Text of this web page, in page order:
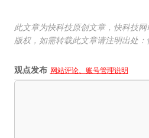
此文章为快科技原创文章，快科技
版权，如需转载此文章请注明出处：
观点发布 网站评论、账号管理说明